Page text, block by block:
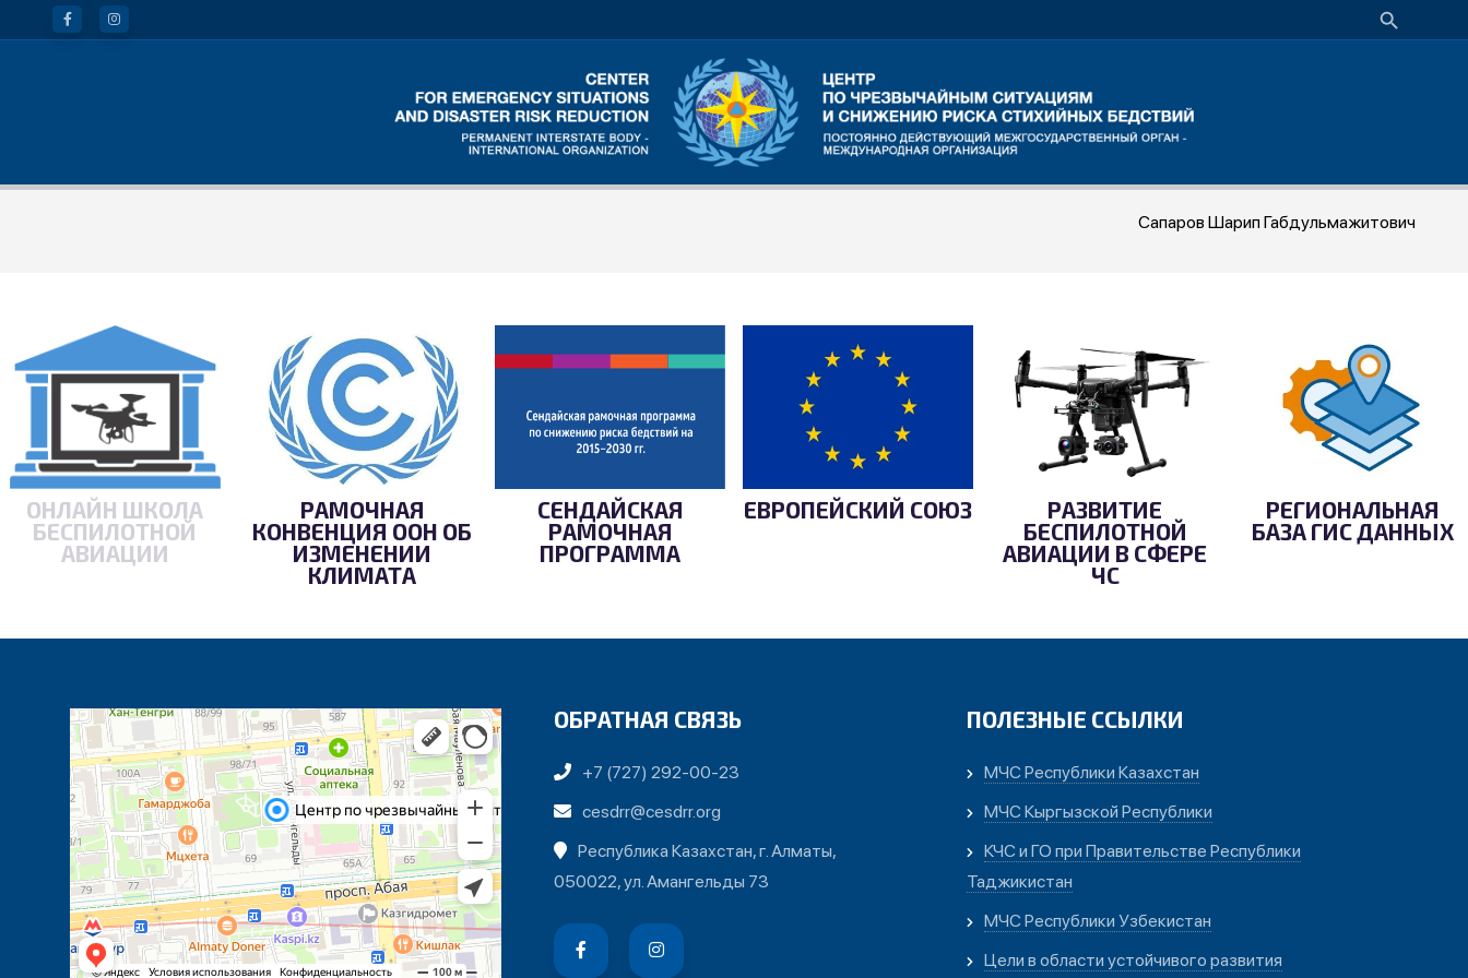
Сапаров Шарип Габдульмажитович
ОНЛАЙН ШКОЛА
БЕСПИЛОТНОЙ
АВИАЦИИ
РАМОЧНАЯ
КОНВЕНЦИЯ ООН ОБ
ИЗМЕНЕНИИ
КЛИМАТА
СЕНДАЙСКАЯ
РАМОЧНАЯ
ПРОГРАММА
ЕВРОПЕЙСКИЙ СОЮЗ
РАЗВИТИЕ
БЕСПИЛОТНОЙ
АВИАЦИИ В СФЕРЕ
ЧС
РЕГИОНАЛЬНАЯ
БАЗА ГИС ДАННЫХ
ОБРАТНАЯ СВЯЗЬ
+7 (727) 292-00-23
cesdrr@cesdrr.org
Республика Казахстан, г. Алматы,
050022, ул. Амангельды 73
ПОЛЕЗНЫЕ ССЫЛКИ
МЧС Республики Казахстан
МЧС Кыргызской Республики
КЧС и ГО при Правительстве Республики
Таджикистан
МЧС Республики Узбекистан
Цели в области устойчивого развития